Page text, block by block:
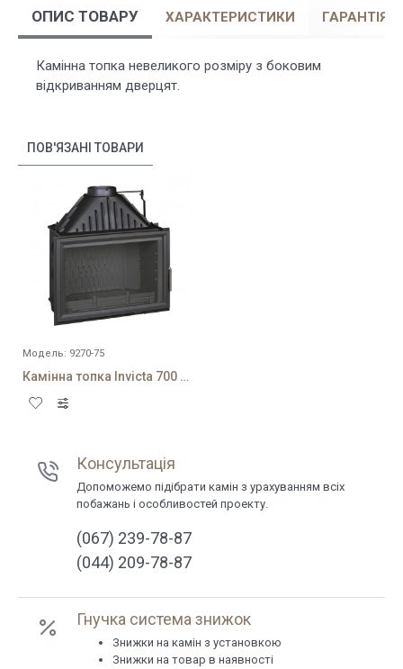
ОПИС ТОВАРУ ХАРАКТЕРИСТИКИ ГАРАНТІЯ
Камінна топка невеликого розміру з боковим
відкриванням дверцят.
ПОВ'ЯЗАНІ ТОВАРИ
Модель: 9270-75
Камінна топка Invicta 700 Grande Vision
Консультація
Допоможемо підібрати камін з урахуванням всіх
побажань і особливостей проекту.
(067) 239-78-87
(044) 209-78-87
Гнучка система знижок
Знижки на камін з установкою
Знижки на товар в наявності